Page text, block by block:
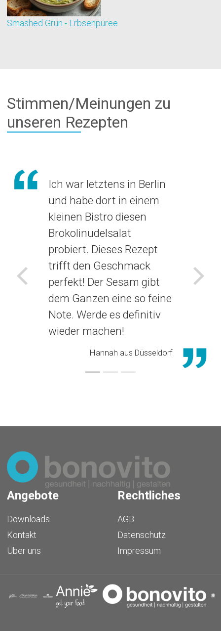
Smashed Grün - Erbsenpüree
Stimmen/Meinungen zu
unseren Rezepten
Ich war letztens in Berlin
und habe dort in einem
kleinen Bistro diesen
Brokolinudelsalat
probiert. Dieses Rezept
trifft den Geschmack
perfekt! Der Sesam gibt
dem Ganzen eine so feine
Note. Werde es definitiv
wieder machen!
Hannah aus Düsseldorf
Voriges
Angebote
Downloads
Kontakt
Über uns
Rechtliches
AGB
Datenschutz
Impressum